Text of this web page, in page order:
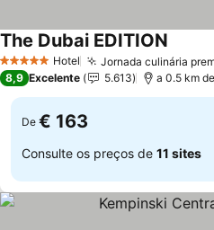
5 Estrelas Hotel Jornada culinária
The Dubai EDITION
8,9 Excelente 5.613 a 0.5 km
De € 163
Consulte os preços de 11 sites